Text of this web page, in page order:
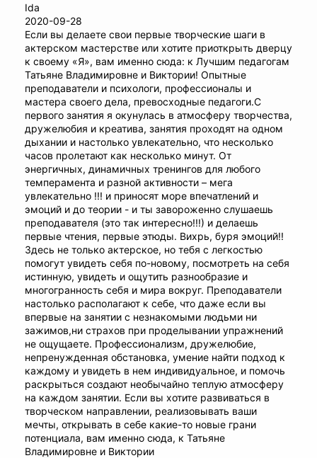
Ida
2020-09-28
Если вы делаете свои первые творческие шаги в
актерском мастерстве или хотите приоткрыть дверцу
к своему «Я», вам именно сюда: к Лучшим педагогам
Татьяне Владимировне и Виктории! Опытные
преподаватели и психологи, профессионалы и
мастера своего дела, превосходные педагоги.С
первого занятия я окунулась в атмосферу творчества,
дружелюбия и креатива, занятия проходят на одном
дыхании и настолько увлекательно, что несколько
часов пролетают как несколько минут. От
энергичных, динамичных тренингов для любого
темперамента и разной активности – мега
увлекательно !!! и приносят море впечатлений и
эмоций и до теории - и ты завороженно слушаешь
преподавателя (это так интересно!!!) и делаешь
первые чтения, первые этюды. Вихрь, буря эмоций!!
Здесь не только актерское, но тебя с легкостью
помогут увидеть себя по-новому, посмотреть на себя
истинную, увидеть и ощутить разнообразие и
многогранность себя и мира вокруг. Преподаватели
настолько располагают к себе, что даже если вы
впервые на занятии с незнакомыми людьми ни
зажимов,ни страхов при проделывании упражнений
не ощущаете. Профессионализм, дружелюбие,
непренужденная обстановка, умение найти подход к
каждому и увидеть в нем индивидуальное, и помочь
раскрыться создают необычайно теплую атмосферу
на каждом занятии. Если вы хотите развиваться в
творческом направлении, реализовывать ваши
мечты, открывать в себе какие-то новые грани
потенциала, вам именно сюда, к Татьяне
Владимировне и Виктории